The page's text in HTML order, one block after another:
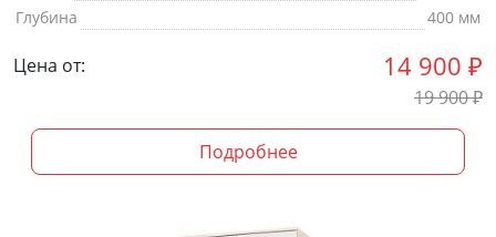
Глубина
400 мм
Цена от: 14 900 ₽
19 900₽
Подробнее